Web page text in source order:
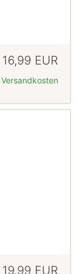
16,99 EUR
Versandkosten
19,99 EUR